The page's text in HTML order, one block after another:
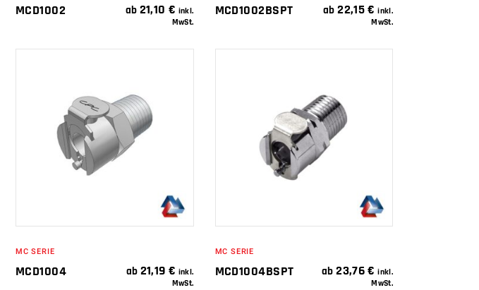
MCD1002 ab 21,10 € inkl.
MwSt.
MCD1002BSPT ab22,15€ inkl.
MwSt.
IN DEN
WARENKORB
MC SERIE
MCD1004 ab 21,19 € inkl.
MwSt.
IN DEN
WARENKORB
MC SERIE
MCD1004BSPT ab23,76€ inkl.
MwSt.